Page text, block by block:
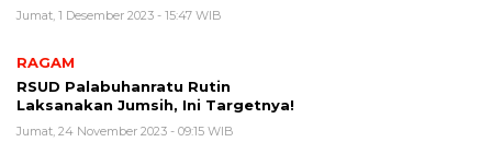
Jumat, 1 Desember 2023 - 15:47 WIB
RAGAM
RSUD Palabuhanratu Rutin
Laksanakan Jumsih, Ini Targetnya!
Jumat, 24 November 2023 - 09:15 WIB